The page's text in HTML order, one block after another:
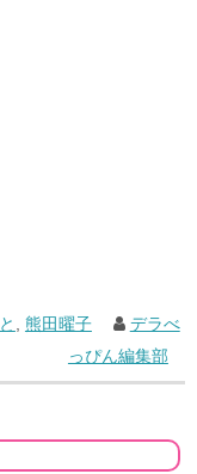
熊田曜子
デラべ
っぴん編集部